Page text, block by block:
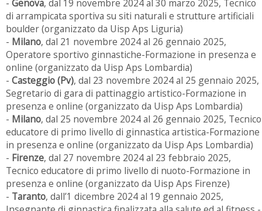
- Genova, dal 19 novembre 2024 al 30 marzo 2025, Tecnico
di arrampicata sportiva su siti naturali e strutture artificiali
boulder (organizzato da Uisp Aps Liguria)
- Milano, dal 21 novembre 2024 al 26 gennaio 2025,
Operatore sportivo ginnastiche-Formazione in presenza e
online (organizzato da Uisp Aps Lombardia)
- Casteggio (Pv), dal 23 novembre 2024 al 25 gennaio 2025,
Segretario di gara di pattinaggio artistico-Formazione in
presenza e online (organizzato da Uisp Aps Lombardia)
- Milano, dal 25 novembre 2024 al 26 gennaio 2025, Tecnico
educatore di primo livello di ginnastica artistica-Formazione
in presenza e online (organizzato da Uisp Aps Lombardia)
- Firenze, dal 27 novembre 2024 al 23 febbraio 2025,
Tecnico educatore di primo livello di nuoto-Formazione in
presenza e online (organizzato da Uisp Aps Firenze)
- Taranto, dall’1 dicembre 2024 al 19 gennaio 2025,